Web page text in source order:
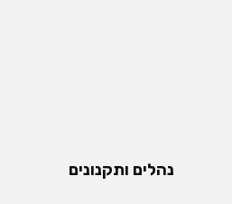
נהלים ותקנונים